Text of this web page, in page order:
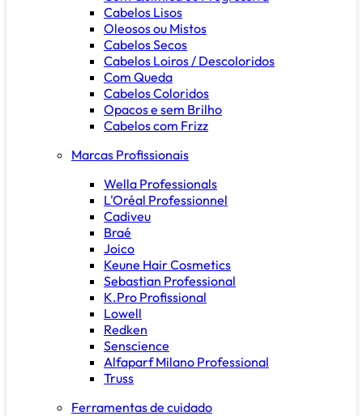
Cabelos Lisos
Oleosos ou Mistos
Cabelos Secos
Cabelos Loiros / Descoloridos
Com Queda
Cabelos Coloridos
Opacos e sem Brilho
Cabelos com Frizz
Marcas Profissionais
Wella Professionals
L'Oréal Professionnel
Cadiveu
Braé
Joico
Keune Hair Cosmetics
Sebastian Professional
K.Pro Profissional
Lowell
Redken
Senscience
Alfaparf Milano Professional
Truss
Ferramentas de cuidado